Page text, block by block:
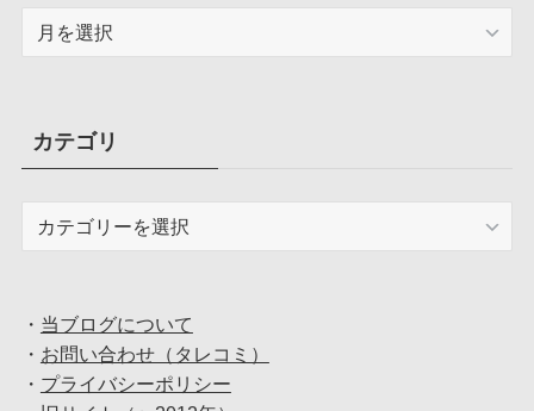
ブカテゴリ
・ 当ブログについて
・ お問い合わせ（タレコミ）
・ プライバシーポリシー